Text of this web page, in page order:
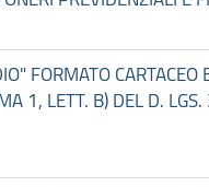
CARTACEO
1, LETT. B) DEL D.